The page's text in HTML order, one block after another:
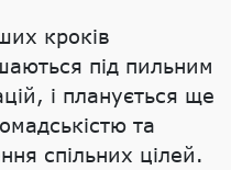
кроків
під пильним
і планується ще
та
спільних цілей.